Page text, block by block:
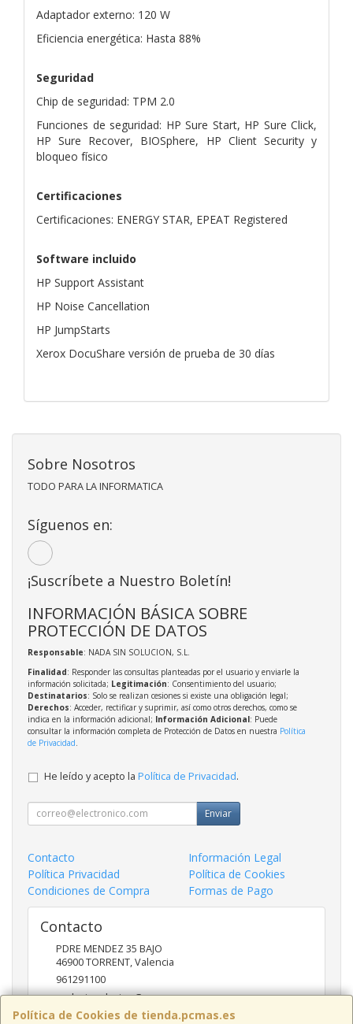
Adaptador externo: 120 W
Eficiencia energética: Hasta 88%
Seguridad
Chip de seguridad: TPM 2.0
Funciones de seguridad: HP Sure Start, HP Sure Click,
HP Sure Recover, BIOSphere, HP Client Security y
bloqueo físico
Certificaciones
Certificaciones: ENERGY STAR, EPEAT Registered
Software incluido
HP Support Assistant
HP Noise Cancellation
HP JumpStarts
Xerox DocuShare versión de prueba de 30 días
Política de Cookies de tienda.pcmas.es
Sobre Nosotros
TODO PARA LA INFORMATICA
Síguenos en:
¡Suscríbete a Nuestro Boletín!
INFORMACIÓN BÁSICA SOBRE
PROTECCIÓN DE DATOS
Responsable: NADA SIN SOLUCION, S.L.
Finalidad: Responder las consultas planteadas por el usuario y enviarle la
información solicitada; Legitimación: Consentimiento del usuario;
Destinatarios: Solo se realizan cesiones si existe una obligación legal;
Derechos: Acceder, rectificar y suprimir, así como otros derechos, como se
indica en la información adicional; Información Adicional: Puede
consultar la información completa de Protección de Datos en nuestra Política
de Privacidad
He leído y acepto la Política de Privacidad.
Enviar
Contacto
Información Legal
Política Privacidad
Política de Cookies
Condiciones de Compra
Formas de Pago
Contacto
PDRE MENDEZ 35 BAJO
46900TORRENT,Valencia
961291100
nadasinsolucion@pcmas.es